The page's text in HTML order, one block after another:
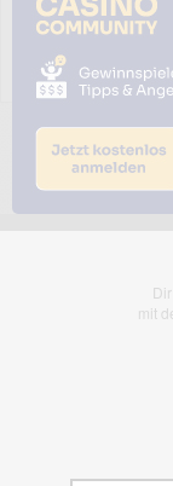
Das dargestellte
übernimmt
jedoch bei
mit